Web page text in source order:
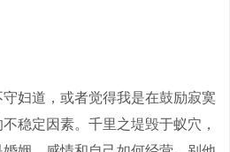
妇道，或者觉得我是在鼓励寂寞
稳定因素。千里之堤毁于蚁穴，